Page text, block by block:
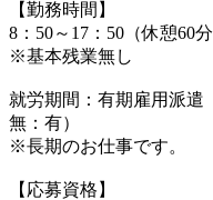
【勤務時間】
8：50～17：50（休憩60分
※基本残業無し
就労期間：有期雇用派遣
無：有）
※長期のお仕事です。
【応募資格】